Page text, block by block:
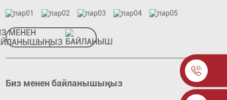
МЕНЕН
Биз менен байланышыңыз